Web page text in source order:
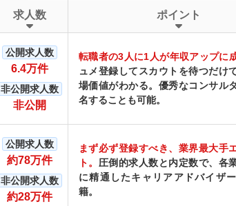
求人数 ポイント
公開求人数
6.4万件
非公開求人数
非公開
転職者の3人に1人が年収アップに
ュメ登録してスカウトを待つだけ
場価値がわかる。優秀なコンサル
名することも可能。
公開求人数
約78万件
非公開求人数
約28万件
まず必ず登録すべき、業界最大手
ト。 圧倒的求人数と内定数で、各
に精通したキャリアアドバイザ
籍。